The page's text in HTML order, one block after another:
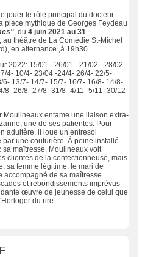
jouer le rôle principal du docteur
pièce mythique de Georges Feydeau
, du4 juin 2021 au 31
, au théâtre de La Comédie St-Michel
en alternance ,à 19h30.
2022: 15/01 - 26/01 - 21/02 - 28/02 -
4- 10/4- 23/04 -24/4- 26/4- 22/5-
6- 13/7- 14/7- 15/7- 16/7- 16/8- 14/8-
8- 26/8- 27/8- 31/8- 4/11- 5/11- 30/12
Moulineaux entame une liaison extra-
une de ses patientes. Pour
adultère, il loue un entresol
par une couturière. À peine installé
sa maîtresse, Moulineaux voit
clientes de la confectionneuse, mais
sa femme légitime, le mari de
accompagné de sa maîtresse...
et rebondissements imprévus
œuvre de jeunesse de celui que
du rire.